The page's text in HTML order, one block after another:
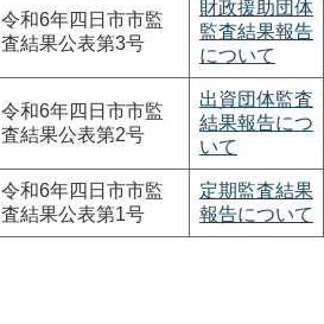
令和6年四日市市監
査結果公表第3号
財政援助団体
監査結果報告
について
令和6年四日市市監
査結果公表第2号
出資団体監査
結果報告につ
いて
令和6年四日市市監
査結果公表第1号
定期監査結果
報告について